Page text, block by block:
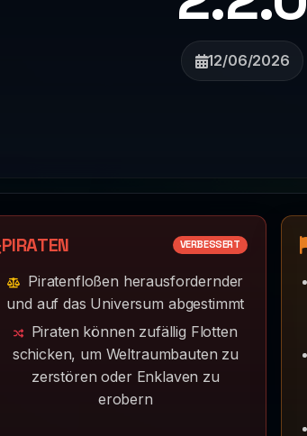
12/06/2026
PIRATEN VERBESSERT
Piratenfloßen herausfordernder
und auf das Universum abgestimmt
Piraten können zufällig Flotten
schicken, um Weltraumbauten zu
zerstören oder Enklaven zu
erobern